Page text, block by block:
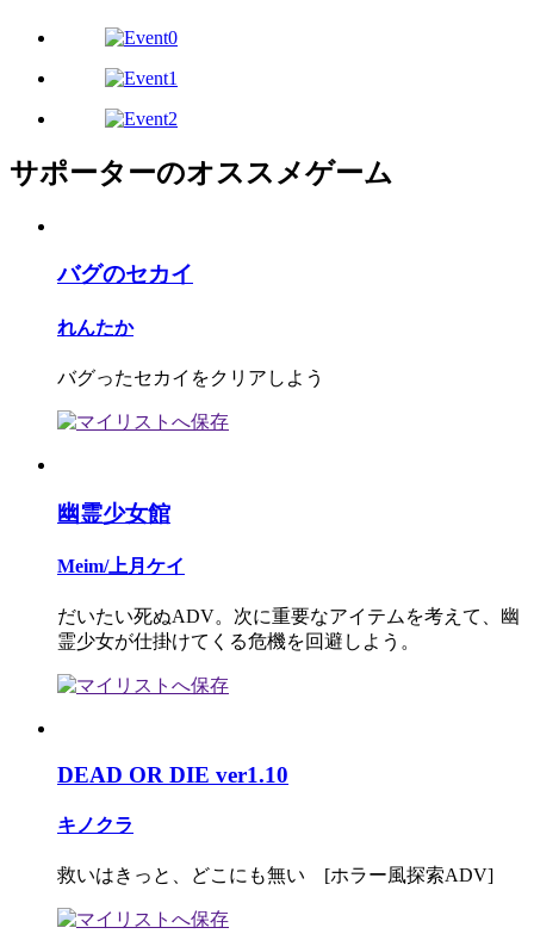
サポーターのオススメゲーム
バグのセカイ
れんたか
バグったセカイをクリアしよう
幽霊少女館
Meim/上月ケイ
だいたい死ぬADV。次に重要なアイテムを考えて、幽
霊少女が仕掛けてくる危機を回避しよう。
DEAD OR DIE ver1.10
キノクラ
救いはきっと、どこにも無い [ホラー風探索ADV]